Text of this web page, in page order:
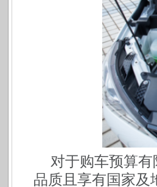
对于购车预算
品质且享有国家及